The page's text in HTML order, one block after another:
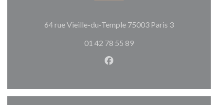
64 rue Vieille-du-Temple 75003 Paris 3((ouvre une
01 42 78 55 89
Facebook ((ouvre une